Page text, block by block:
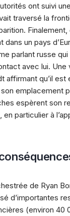
ont suivi
traversé la
dans un pays
parlant russe qui
avec lui. Une
affirmant qu’il est
emplacement
espèrent son
en particulier à
de Ryan
d’importantes
(environ 40